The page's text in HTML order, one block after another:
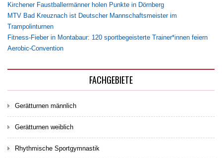
Kirchener Faustballermänner holen Punkte in Dörnberg
MTV Bad Kreuznach ist Deutscher Mannschaftsmeister im
Trampolinturnen
Fitness-Fieber in Montabaur: 120 sportbegeisterte Trainer*innen feiern
Aerobic-Convention
FACHGEBIETE
Gerätturnen männlich
Gerätturnen weiblich
Rhythmische Sportgymnastik